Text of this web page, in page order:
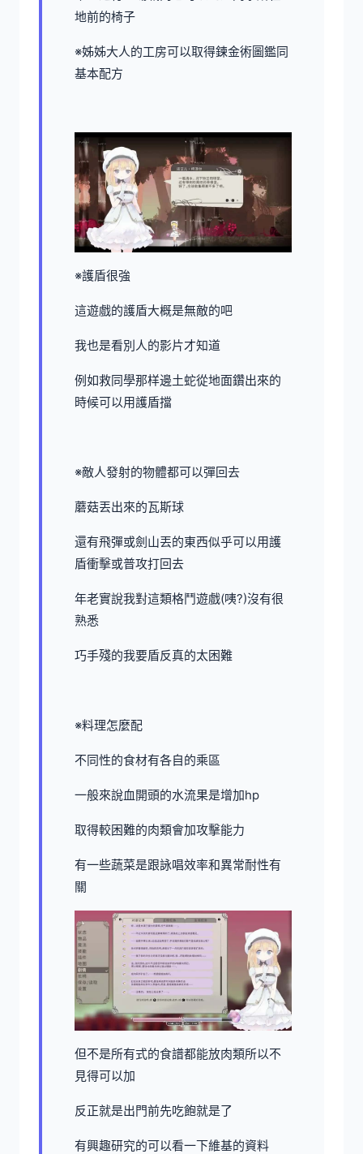
地前的椅子
※姊姊大人的工房可以取得鍊金術圖鑑同
基本配方
※護盾很強
這遊戲的護盾大概是無敵的吧
我也是看別人的影片才知道
例如救同學那样邊土蛇從地面鑽出來的
時候可以用護盾擋
※敵人發射的物體都可以彈回去
蘑菇丟出來的瓦斯球
還有飛彈或劍山丟的東西似乎可以用護
盾衝擊或普攻打回去
年老實說我對這類格鬥遊戲(咦?)沒有很
熟悉
巧手殘的我要盾反真的太困難
※料理怎麼配
不同性的食材有各自的乘區
一般來說血開頭的水流果是增加hp
取得較困難的肉類會加攻擊能力
有一些蔬菜是跟詠唱效率和異常耐性有
關
但不是所有式的食譜都能放肉類所以不
見得可以加
反正就是出門前先吃飽就是了
有興趣研究的可以看一下維基的資料